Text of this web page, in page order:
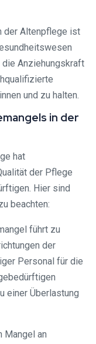
der Altenpflege ist
Anziehungskraft
und zu halten.
in der
hat
der Pflege
Hier sind
beachten:
führt zu
der
Personal für die
einer Überlastung
Mangel an